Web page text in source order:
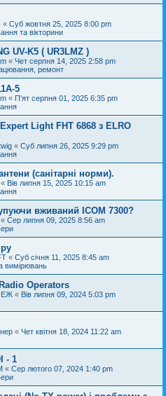
« Суб жовтня 25, 2025 8:00 pm
та вікторини
UV-K5 ( UR3LMZ )
« Чет серпня 14, 2025 2:58 pm
ремонт
5
« П'ят серпня 01, 2025 6:35 pm
Light FHT 6868 з ELRO
« Суб липня 26, 2025 9:29 pm
(санітарні норми).
« Вів липня 15, 2025 10:15 am
вживаний ICOM 7300?
« Сер липня 09, 2025 8:56 am
« Суб січня 11, 2025 8:45 am
вимірювань
Operators
ЕЖ « Вів липня 09, 2024 5:03 pm
« Чет квітня 18, 2024 11:22 am
- 1
« Сер лютого 07, 2024 1:40 pm